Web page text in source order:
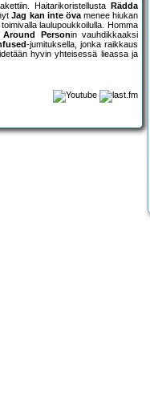
Haitarikoristellusta
Rädda
Jag kan inte övamenee hiukan
laulupoukkoilulla. Homma
Personin vauhdikkaaksi
-jumituksella, jonka raikkaus
hyvin yhteisessä lieassa ja